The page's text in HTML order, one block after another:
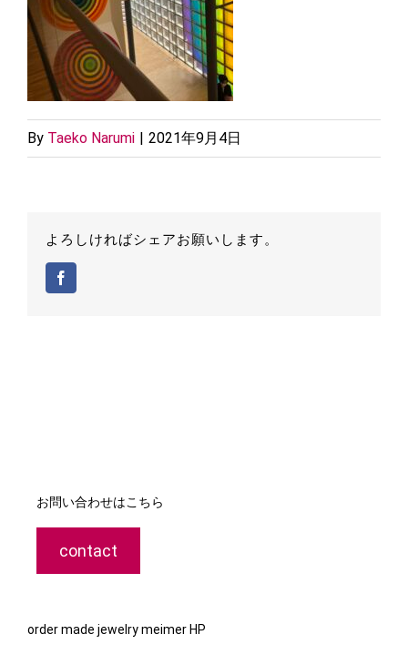
By Taeko Narumi | 2021年9月4日
よろしければシェアお願いします。
お問い合わせはこちら
contact
order made jewelry meimer HP